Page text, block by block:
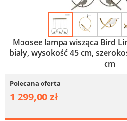
Moosee lampa wisząca Bird
biały, wysokość 45 cm,
cm
Polecana oferta
1 299,00 zł